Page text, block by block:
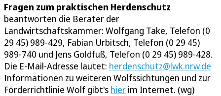
Fragen zum praktischen Herdenschutz
beantworten die Berater der
Landwirtschaftskammer: Wolfgang Take, Telefon (0
29 45) 989-429, Fabian Urbitsch, Telefon (0 29 45)
989-740 und Jens Goldfuß, Telefon (0 29 45) 989-428.
Die E-Mail-Adresse lautet: herdenschutz@lwk.nrw.de
Informationen zu weiteren Wolfssichtungen und zur
Förderrichtlinie Wolf gibt's hier im Internet. (wg)